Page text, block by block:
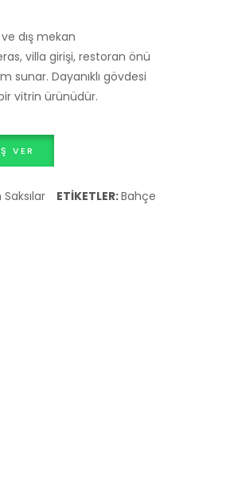
– 10
10-
Saksısı
95
dış mekan
villa girişi, restoran önü
Dayanıklı gövdesi
vitrin ürünüdür.
VER
ETIKETLER:Bahçe